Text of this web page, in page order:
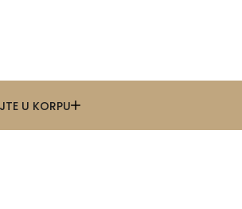
U KORPU